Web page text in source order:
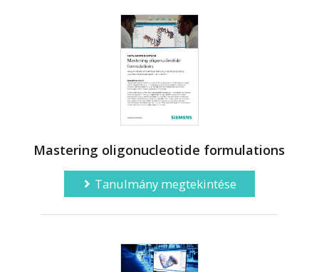
Mastering oligonucleotide formulations
Tanulmány megtekintése